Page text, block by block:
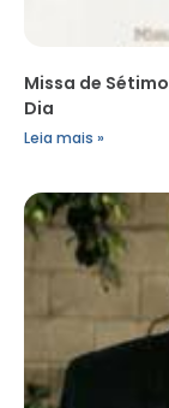
Missa de Sétimo
Dia
Leia mais »